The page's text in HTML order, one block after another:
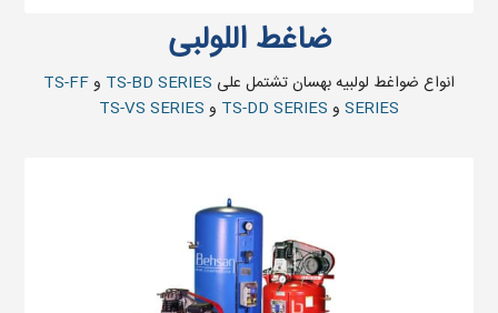
ضاغط اللولبی
انواع ضواغط لولبیه بهسان تشتمل علی TS-BD SERIES و TS-FF
SERIES و TS-DD SERIES و TS-VS SERIES